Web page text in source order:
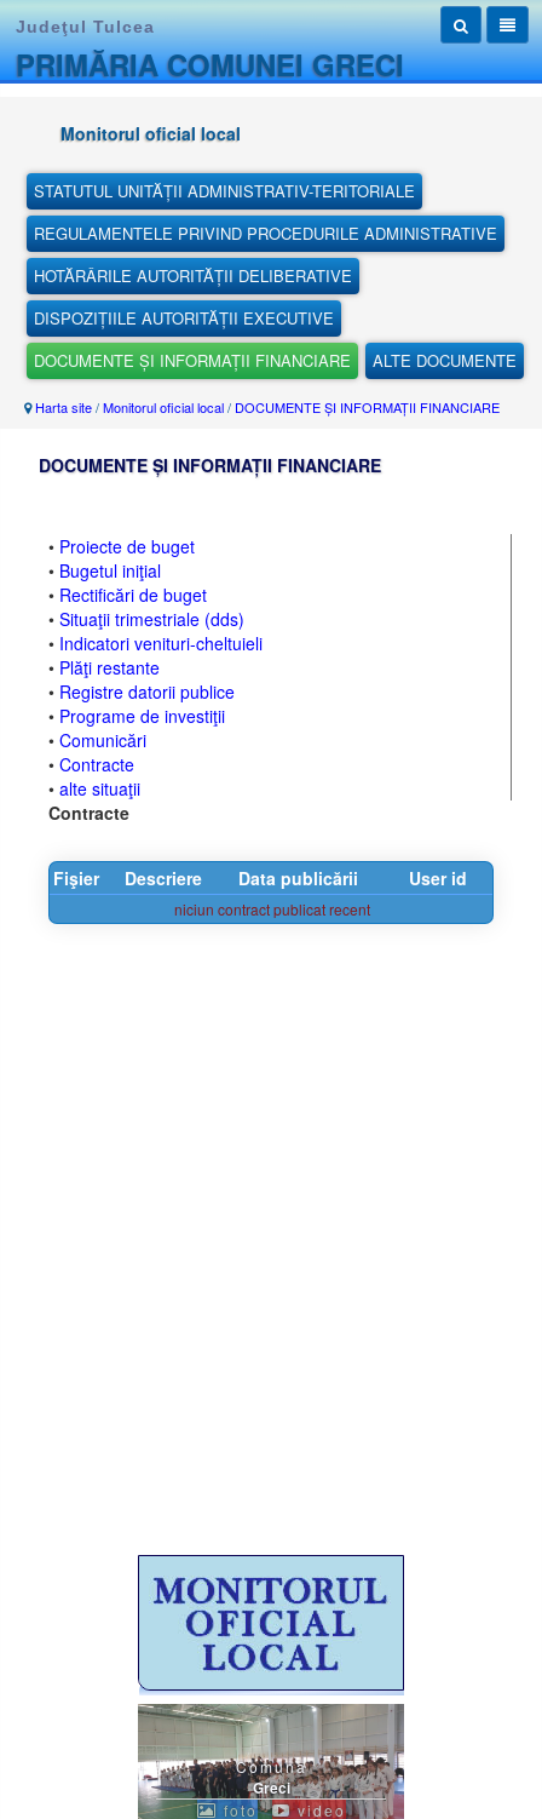
Judeţul Tulcea
PRIMĂRIA COMUNEI GRECI
Monitorul oficial local
STATUTUL UNITĂȚII ADMINISTRATIV-TERITORIALE
REGULAMENTELE PRIVIND PROCEDURILE ADMINISTRATIVE
HOTĂRÂRILE AUTORITĂȚII DELIBERATIVE
DISPOZIȚIILE AUTORITĂȚII EXECUTIVE
DOCUMENTE ȘI INFORMAȚII FINANCIARE
ALTE DOCUMENTE
Harta site/Monitorul oficial local/ DOCUMENTE ȘI INFORMAȚII FINANCIARE
DOCUMENTE ȘI INFORMAȚII FINANCIARE
• Proiecte de buget
• Bugetul iniţial
• Rectificări de buget
• Situaţii trimestriale (dds)
• Indicatori venituri-cheltuieli
• Plăţi restante
• Registre datorii publice
• Programe de investiţii
• Comunicări
• Contracte
• alte situaţii
Contracte
Fişier Descriere Data publicării User id
niciun contract publicat recent
Comuna
Greci
foto video